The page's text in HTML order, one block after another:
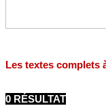
Les textes complets
0 RÉSULTAT